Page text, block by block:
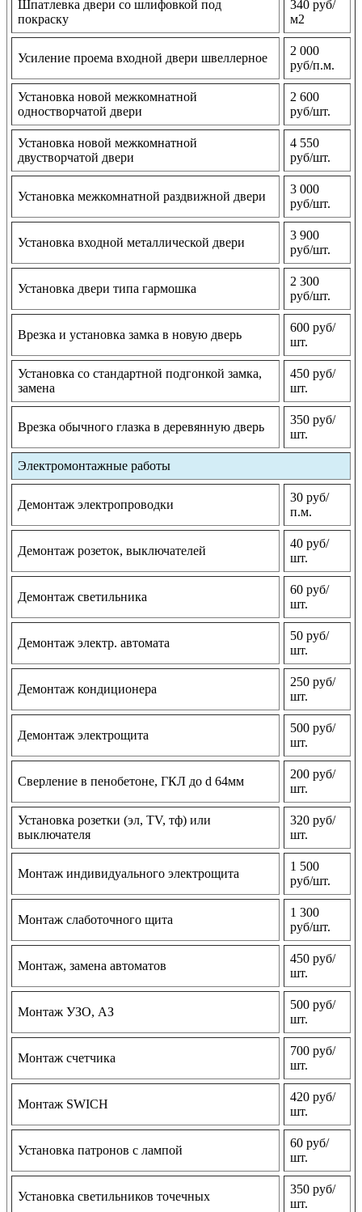
Шпатлевка двери со шлифовкой под
покраску
340 руб/
м2
Усиление проема входной двери швеллерное
2 000
руб/п.м.
Установка новой межкомнатной
одностворчатой двери
2 600
руб/шт.
Установка новой межкомнатной
двустворчатой двери
4 550
руб/шт.
Установка межкомнатной раздвижной двери
3 000
руб/шт.
Установка входной металлической двери
3 900
руб/шт.
Установка двери типа гармошка
2 300
руб/шт.
Врезка и установка замка в новую дверь
600 руб/
шт.
Установка со стандартной подгонкой замка,
замена
450 руб/
шт.
Врезка обычного глазка в деревянную дверь
350 руб/
шт.
Электромонтажные работы
Демонтаж электропроводки
30 руб/
п.м.
Демонтаж розеток, выключателей
40 руб/
шт.
Демонтаж светильника
60 руб/
шт.
Демонтаж электр. автомата
50 руб/
шт.
Демонтаж кондиционера
250 руб/
шт.
Демонтаж электрощита
500 руб/
шт.
Сверление в пенобетоне, ГКЛ до d 64мм
200 руб/
шт.
Установка розетки (эл, TV, тф) или
выключателя
320 руб/
шт.
Монтаж индивидуального электрощита
1 500
руб/шт.
Монтаж слаботочного щита
1 300
руб/шт.
Монтаж, замена автоматов
450 руб/
шт.
Монтаж УЗО, АЗ
500 руб/
шт.
Монтаж счетчика
700 руб/
шт.
Монтаж SWICH
420 руб/
шт.
Установка патронов с лампой
60 руб/
шт.
Установка светильников точечных
350 руб/
шт.